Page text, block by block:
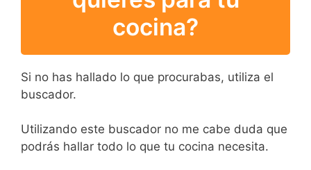
cocina?
Si no has hallado lo que procurabas, utiliza el
buscador.
Utilizando este buscador no me cabe duda que
podrás hallar todo lo que tu cocina necesita.